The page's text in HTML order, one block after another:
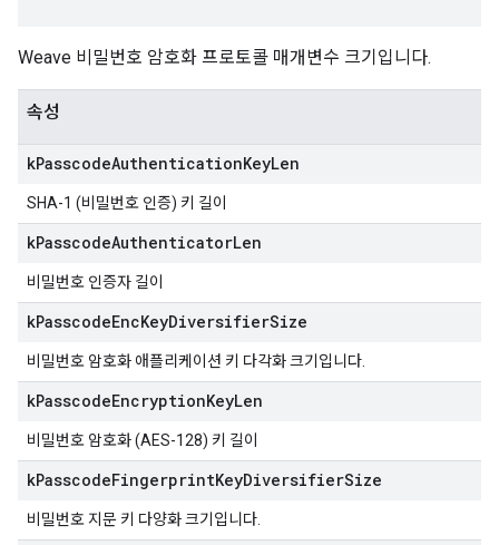
Weave 비밀번호 암호화 프로토콜 매개변수 크기입니다.
속성
kPasscodeAuthenticationKeyLen
SHA-1 (비밀번호 인증) 키 길이
kPasscodeAuthenticatorLen
비밀번호 인증자 길이
kPasscodeEncKeyDiversifierSize
비밀번호 암호화 애플리케이션 키 다각화 크기입니다.
kPasscodeEncryptionKeyLen
비밀번호 암호화 (AES-128) 키 길이
kPasscodeFingerprintKeyDiversifierSize
비밀번호 지문 키 다양화 크기입니다.